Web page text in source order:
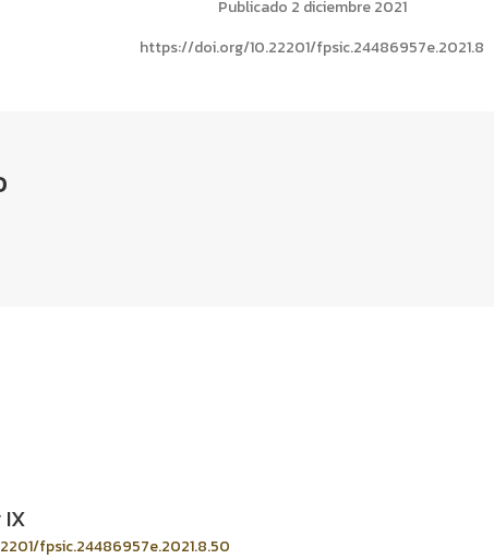
Publicado 2 diciembre 2021
https://doi.org/10.22201/fpsic.24486957e.2021.8
fpsic.24486957e.2021.8.50